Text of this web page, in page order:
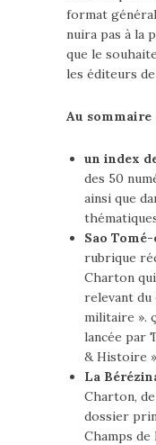
format
nuira pas à la
que le
les éditeurs
Au sommaire
un index
des 50
ainsi que
Sao
rubrique
Charton
relevant
militaire ».
lancée par
& Histoire
La
Charton,
dossier
Champs